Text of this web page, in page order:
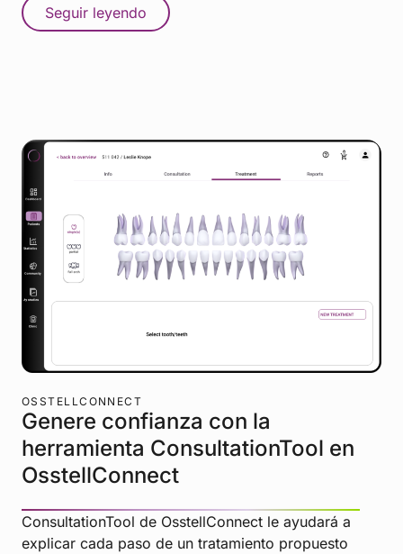
Seguir leyendo
OSSTELLCONNECT
Genere confianza con la
herramienta ConsultationTool en
OsstellConnect
ConsultationTool de OsstellConnect le ayudará a
explicar cada paso de un tratamiento propuesto